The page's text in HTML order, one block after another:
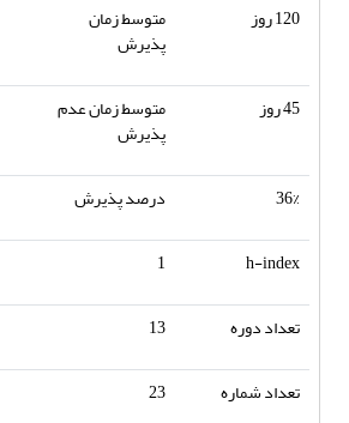
120 روز
متوسط زمان
پذیرش
45 روز
متوسط زمان عدم
پذیرش
36%
درصد پذیرش
h-index
1
تعداد دوره
13
تعداد شماره
23